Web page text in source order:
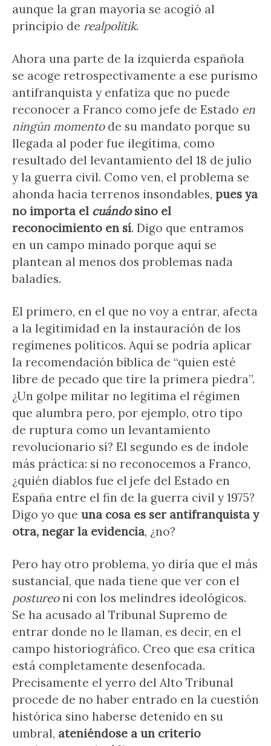
aunque la gran mayoría se acogió al
principio de realpolitik.
Ahora una parte de la izquierda española
se acoge retrospectivamente a ese purismo
antifranquista y enfatiza que no puede
reconocer a Franco como jefe de Estado en
ningún momentode su mandato porque su
llegada al poder fue ilegítima, como
resultado del levantamiento del 18 de julio
y la guerra civil. Como ven, el problema se
ahonda hacia terrenos insondables, pues ya
no importa el cuándosino el
reconocimiento en sí. Digo que entramos
en un campo minado porque aquí se
plantean al menos dos problemas nada
baladíes.
El primero, en el que no voy a entrar, afecta
a la legitimidad en la instauración de los
regímenes políticos. Aquí se podría aplicar
la recomendación bíblica de “quien esté
libre de pecado que tire la primera piedra”.
¿Un golpe militar no legitima el régimen
que alumbra pero, por ejemplo, otro tipo
de ruptura como un levantamiento
revolucionario sí? El segundo es de índole
más práctica: si no reconocemos a Franco,
¿quién diablos fue el jefe del Estado en
España entre el fin de la guerra civil y 1975?
Digo yo que una cosa es ser antifranquista y
otra, negar la evidencia, ¿no?
Pero hay otro problema, yo diría que el más
sustancial, que nada tiene que ver con el
postureoni con los melindres ideológicos.
Se ha acusado al Tribunal Supremo de
entrar donde no le llaman, es decir, en el
campo historiográfico. Creo que esa crítica
está completamente desenfocada.
Precisamente el yerro del Alto Tribunal
procede de no haber entrado en la cuestión
histórica sino haberse detenido en su
umbral, ateniéndose a un criterio